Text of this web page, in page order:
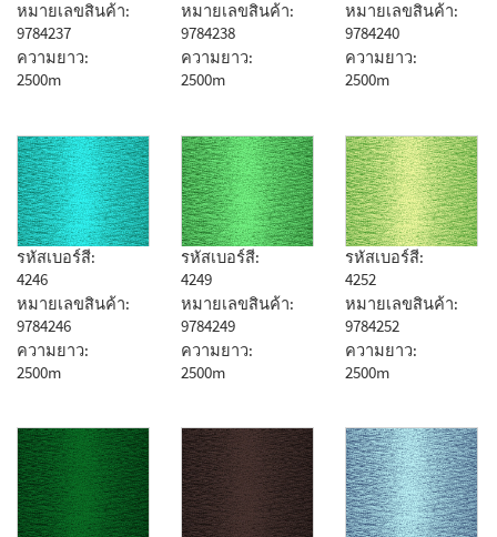
หมายเลขสินค้า:
9784237
ความยาว:
2500m
หมายเลขสินค้า:
9784238
ความยาว:
2500m
หมายเลขสินค้า:
9784240
ความยาว:
2500m
รหัสเบอร์สี:
4246
หมายเลขสินค้า:
9784246
ความยาว:
2500m
รหัสเบอร์สี:
4249
หมายเลขสินค้า:
9784249
ความยาว:
2500m
รหัสเบอร์สี:
4252
หมายเลขสินค้า:
9784252
ความยาว:
2500m